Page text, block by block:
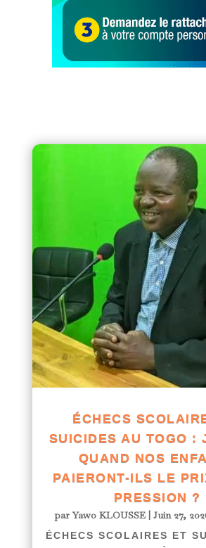
ÉCHECS
SUICIDES AU TOGO :
QUAND NOS
PAIERONT-ILS LE
PRESSION ?
parYawo KLOUSSE| Juin 27,
ÉCHECS SCOLAIRES ET